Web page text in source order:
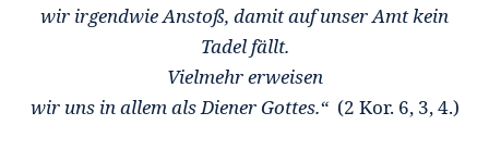
wir irgendwie Anstoß, damit auf unser Amt kein
Tadel fällt.
Vielmehr erweisen
wir uns in allem als Diener Gottes.“ (2 Kor. 6, 3, 4.)